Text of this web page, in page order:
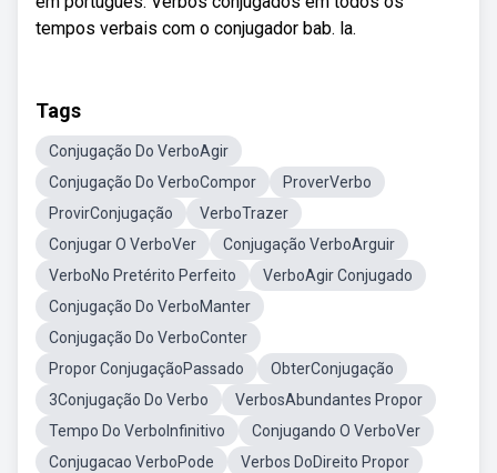
tempos verbais com o conjugador bab. la.
Tags
Conjugação Do VerboAgir
Conjugação Do VerboCompor
ProverVerbo
ProvirConjugação
VerboTrazer
Conjugar O VerboVer
Conjugação VerboArguir
VerboNo Pretérito Perfeito
VerboAgir Conjugado
Conjugação Do VerboManter
Conjugação Do VerboConter
Propor ConjugaçãoPassado
ObterConjugação
3Conjugação Do Verbo
VerbosAbundantes Propor
Tempo Do VerboInfinitivo
Conjugando O VerboVer
Conjugacao VerboPode
Verbos DoDireito Propor